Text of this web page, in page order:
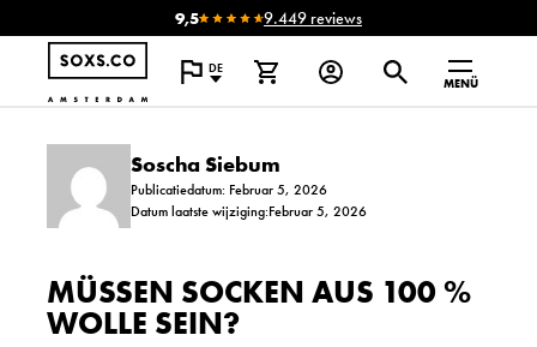
9,5 9.449 reviews
DE
MENÜ
Soscha Siebum
Publicatiedatum: Februar 5, 2026
Datum laatste wijziging:Februar 5, 2026
MÜSSEN SOCKEN AUS 100 %
WOLLE SEIN?